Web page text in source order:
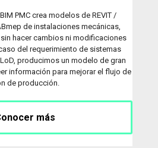
PMC crea modelos de REVIT /
de instalaciones mecánicas,
hacer cambios ni modificaciones
del requerimiento de sistemas
producimos un modelo de gran
información para mejorar el flujo de
de producción.
más